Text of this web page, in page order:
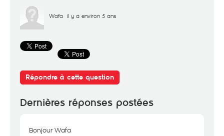
Wafa il y a environ 5 ans
Répondre à cette question
Dernières réponses postées
Bonjour Wafa